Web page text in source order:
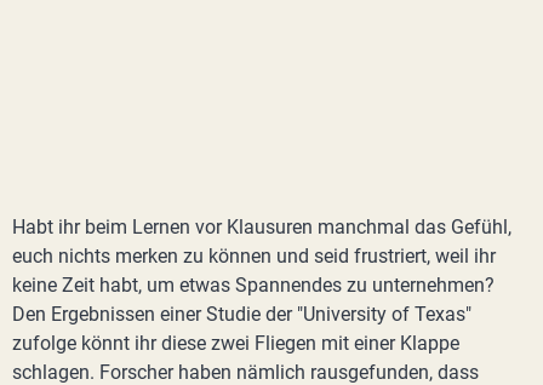
Habt ihr beim Lernen vor Klausuren manchmal das Gefühl,
euch nichts merken zu können und seid frustriert, weil ihr
keine Zeit habt, um etwas Spannendes zu unternehmen?
Den Ergebnissen einer Studie der "University of Texas"
zufolge könnt ihr diese zwei Fliegen mit einer Klappe
schlagen. Forscher haben nämlich rausgefunden, dass